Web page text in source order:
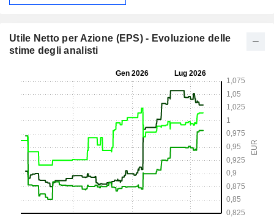
Utile Netto per Azione (EPS) - Evoluzione delle
stime degli analisti